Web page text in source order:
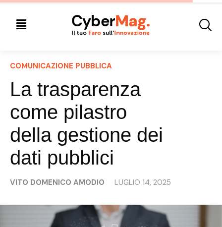
COMUNICAZIONE PUBBLICA
La trasparenza
come pilastro
della gestione dei
dati pubblici
VITO DOMENICO AMODIO LUGLIO 14, 2025